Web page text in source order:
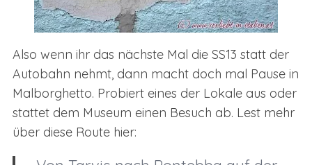
Also wenn ihr das nächste Mal die SS13 statt der
Autobahn nehmt, dann macht doch mal Pause in
Malborghetto. Probiert eines der Lokale aus oder
stattet dem Museum einen Besuch ab. Lest mehr
über diese Route hier: